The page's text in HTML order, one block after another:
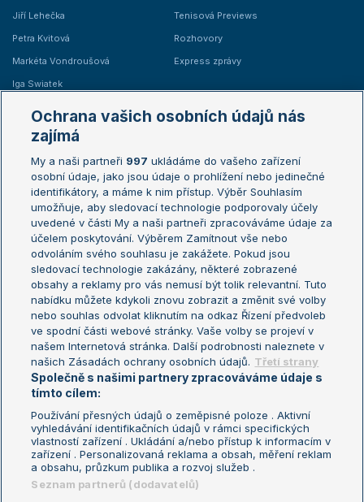
Jiří Lehečka
Petra Kvitová
Markéta Vondroušová
Iga Swiatek
Tenisová Previews
Rozhovory
Express zprávy
Žebříčky
Žebříček ATP (muži)
Žebříček WTA (ženy)
Sázkařský žebříček
Australian Open
French Open
Wimbledon
US Open
Turnaj mistrů
Turnaj mistryň
Aktualní trendy
Fotbalové přestupy
Livesport Daily
LS Prague Open
Podmínky užití
Nastavení soukromí
GDPR a žurnalistika
Reklama
Kontakt
Informace o zpracování osobních
údajů
Ochrana vašich osobních údajů nás
zajímá
My a naši partneři 997 ukládáme do vašeho zařízení
osobní údaje, jako jsou údaje o prohlížení nebo jedinečné
identifikátory, a máme k nim přístup. Výběr Souhlasím
umožňuje, aby sledovací technologie podporovaly účely
uvedené v části My a naši partneři zpracováváme údaje za
účelem poskytování. Výběrem Zamítnout vše nebo
odvoláním svého souhlasu je zakážete. Pokud jsou
sledovací technologie zakázány, některé zobrazené
obsahy a reklamy pro vás nemusí být tolik relevantní. Tuto
nabídku můžete kdykoli znovu zobrazit a změnit své volby
nebo souhlas odvolat kliknutím na odkaz Řízení předvoleb
ve spodní části webové stránky. Vaše volby se projeví v
našem Internetová stránka. Další podrobnosti naleznete v
našich Zásadách ochrany osobních údajů. Třetí strany
Společně s našimi partnery zpracováváme údaje s
tímto cílem:
Používání přesných údajů o zeměpisné poloze . Aktivní
vyhledávání identifikačních údajů v rámci specifických
vlastností zařízení . Ukládání a/nebo přístup k informacím v
zařízení . Personalizovaná reklama a obsah, měření reklam
a obsahu, průzkum publika a rozvoj služeb .
Seznam partnerů (dodavatelů)